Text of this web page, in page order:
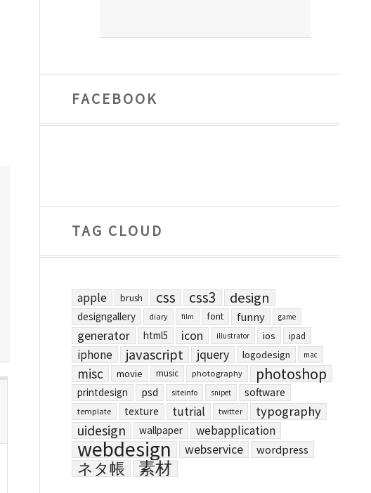
FACEBOOK
TAG CLOUD
apple brush css css3 design
designgallery diary film font funny game
generator html5 icon illustrator ios ipad
iphone javascript jquery logodesign mac
misc movie music photography photoshop
printdesign psd siteinfo snipet software
template texture tutrial twitter typography
uidesign wallpaper webapplication
webdesign webservice wordpress
ネタ帳 素材